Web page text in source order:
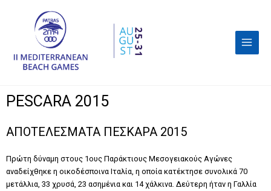
PESCARA 2015
ΑΠΟΤΕΛΕΣΜΑΤΑ ΠΕΣΚΑΡΑ 2015
Πρώτη δύναμη στους 1ους Παράκτιους Μεσογειακούς Αγώνες
αναδείχθηκε η οικοδέσποινα Ιταλία, η οποία κατέκτησε συνολικά 70
μετάλλια, 33 χρυσά, 23 ασημένια και 14 χάλκινα. Δεύτερη ήταν η Γαλλία